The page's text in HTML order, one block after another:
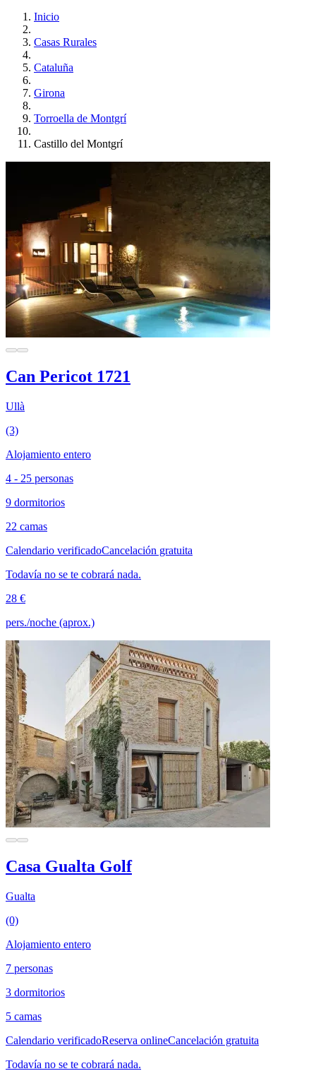
Inicio
Casas Rurales
Cataluña
Girona
Torroella de Montgrí
Castillo del Montgrí
Can Pericot 1721
Ullà
(3)
Alojamiento entero
4 - 25 personas
9 dormitorios
22 camas
Calendario verificadoCancelación gratuita
Todavía no se te cobrará nada.
28 €
pers./noche (aprox.)
Casa Gualta Golf
Gualta
(0)
Alojamiento entero
7 personas
3 dormitorios
5 camas
Calendario verificadoReserva onlineCancelación gratuita
Todavía no se te cobrará nada.